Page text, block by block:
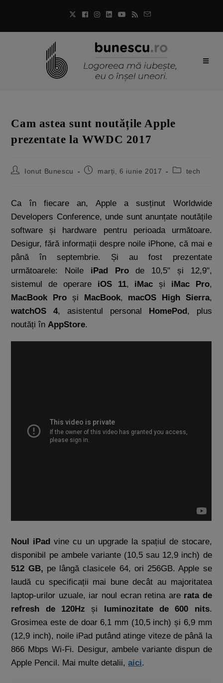
Cam astea sunt noutățile Apple
prezentate la WWDC 2017
Ionut Bunescu marți, 6 iunie 2017 tech
Ca în fiecare an, Apple a susținut Worldwide
Developers Conference, unde sunt anunțate noutățile
software și hardware pentru perioada următoare.
Desigur, fără informații despre noile iPhone, că mai e
până în septembrie. Și au fost prezentate
următoarele: Noile iPad Prode 10,5" și 12,9",
sistemul de operare iOS 11, iMac și iMac Pro,
MacBook Pro și MacBook, macOS High Sierra,
watchOS 4, asistentul personal HomePod, plus
noutăți înAppStore.
Noul iPad vine cu un upgrade la spațiul de stocare,
disponibil pe ambele variante (10,5 sau 12,9 inch) de
512 GB, pe lângă clasicele 64, ori 256GB. Apple se
laudă cu specificații mai bune decât au majoritatea
laptop-urilor uzuale, iar noul ecran retina are rata de
refresh de 120Hz și luminozitate de 600 nits.
Grosimea este de doar 6,1 mm (10,5 inch) și 6,9 mm
(12,9 inch), noile iPad putând atinge viteze de până la
866 Mbps Wi-Fi. Desigur, ambele variante dispun de
Apple Pencil. Mai multe detalii,aici.